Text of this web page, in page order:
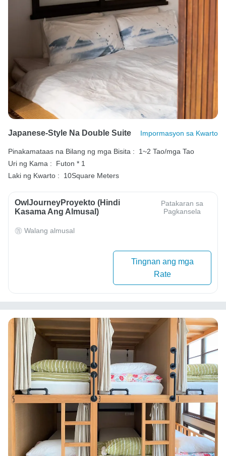
Japanese-Style Na Double Suite Impormasyon sa Kwarto
Pinakamataas na Bilang ng mga Bisita :
1~2 Tao/mga Tao
Uri ng Kama :
Futon * 1
Laki ng Kwarto :
10Square Meters
OwlJourneyProyekto (Hindi
Kasama Ang Almusal)
Patakaran sa
Pagkansela
Walang almusal
Tingnan ang mga
Rate